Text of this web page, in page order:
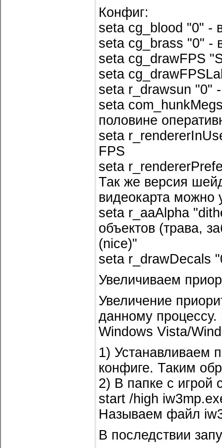
Конфиг:
seta cg_blood "0" -
seta cg_brass "0" -
seta cg_drawFPS
seta
seta r_drawsun "0"
seta
половине
seta
FPS
seta
Так же версия
видеокарта можно
seta r_aaAlpha
объектов (трава,
(nice)"
seta r_drawDecals
Увеличиваем
Увеличение
данному процессу.
Windows Vista/
1) Устанавливаем
конфиге. Таким
2) В папке с
start /high
Называем файл
В последствии